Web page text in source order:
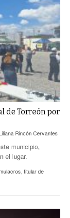
de Torreón por
Liliana Rincón Cervantes
municipio,
el lugar.
, titular de